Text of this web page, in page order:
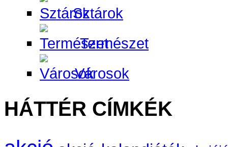
Sztárok
Természet
Városok
HÁTTÉR CÍMKÉK